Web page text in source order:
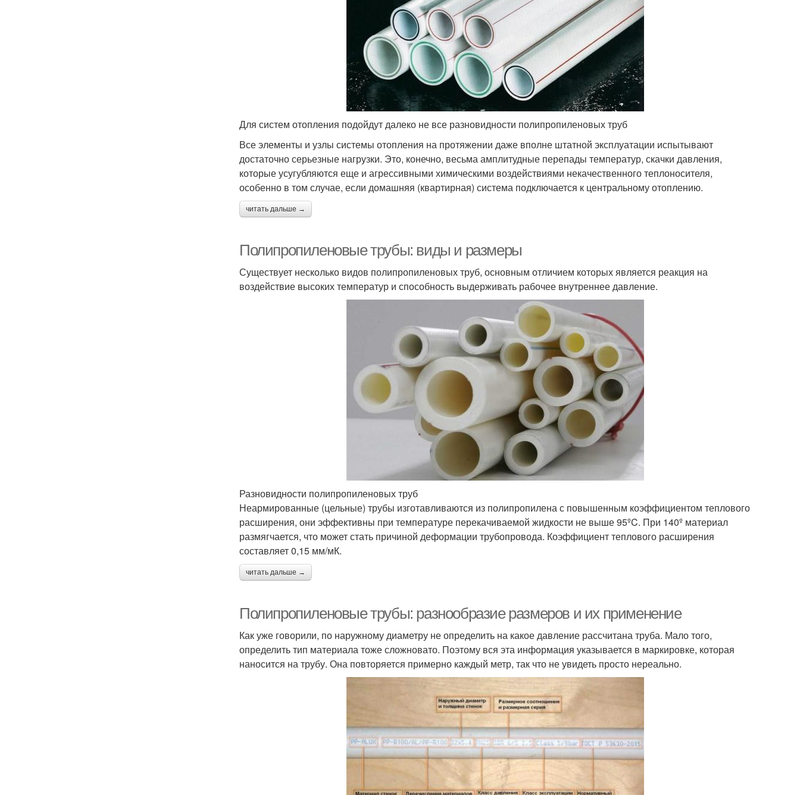
Для систем отопления подойдут далеко не все разновидности полипропиленовых труб
Все элементы и узлы системы отопления на протяжении даже вполне штатной эксплуатации испытывают
достаточно серьезные нагрузки. Это, конечно, весьма амплитудные перепады температур, скачки давления,
которые усугубляются еще и агрессивными химическими воздействиями некачественного теплоносителя,
особенно в том случае, если домашняя (квартирная) система подключается к центральному отоплению.
читать дальше →
Полипропиленовые трубы: виды и размеры
Существует несколько видов полипропиленовых труб, основным отличием которых является реакция на
воздействие высоких температур и способность выдерживать рабочее внутреннее давление.
Разновидности полипропиленовых труб
Неармированные (цельные) трубы изготавливаются из полипропилена с повышенным коэффициентом теплового
расширения, они эффективны при температуре перекачиваемой жидкости не выше 95ºC. При 140º материал
размягчается, что может стать причиной деформации трубопровода. Коэффициент теплового расширения
составляет 0,15 мм/мК.
читать дальше →
Полипропиленовые трубы: разнообразие размеров и их применение
Как уже говорили, по наружному диаметру не определить на какое давление рассчитана труба. Мало того,
определить тип материала тоже сложновато. Поэтому вся эта информация указывается в маркировке, которая
наносится на трубу. Она повторяется примерно каждый метр, так что не увидеть просто нереально.